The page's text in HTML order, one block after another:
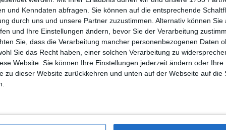
und Kenndaten abfragen. Sie können auf die entsprechende
durch uns und unsere Partner zuzustimmen. Alternativ können Sie
und Ihre Einstellungen ändern, bevor Sie der Verarbeitung
Sie, dass die Verarbeitung mancher personenbezogenen Daten
Sie das Recht haben, einer solchen Verarbeitung zu
Website. Sie können Ihre Einstellungen jederzeit ändern oder Ihre
zu dieser Website zurückkehren und unten auf der Webseite auf die
Chang und McEnroe auf der
anderen Seite aufeinandertreffen.
auf ESPN übertragen und um
abonnieren!
erhältst du sofort eine E-Mail von uns. Bei
– überprüfe ihn daher bitte ebenfalls.
r in
em
t,
B.
n